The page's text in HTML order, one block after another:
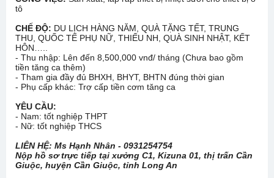
tô
CHẾ ĐỘ: DU LỊCH HÀNG NĂM, QUÀ TẶNG TẾT, TRUNG
THU, QUỐC TẾ PHỤ NỮ, THIẾU NH, QUÀ SINH NHẬT, KẾT
HÔN…..
- Thu nhập: Lên đến 8,500,000 vnđ/ tháng (Chưa bao gồm
tiền tăng ca thêm)
- Tham gia đầy đủ BHXH, BHYT, BHTN đúng thời gian
- Phụ cấp khác: Trợ cấp tiền cơm tăng ca
YÊU CẦU:
- Nam: tốt nghiệp THPT
- Nữ: tốt nghiệp THCS
LIÊN HỆ: Ms Hạnh Nhân - 0931254754
Nộp hồ sơ trực tiếp tại xưởng C1, Kizuna 01, thị trấn Cần
Giuộc, huyện Cần Giuộc, tỉnh Long An